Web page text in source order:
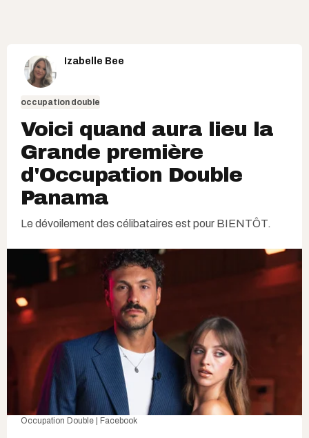
Izabelle Bee
occupation double
Voici quand aura lieu la
Grande première
d'Occupation Double
Panama
Le dévoilement des célibataires est pour BIENTÔT.
Occupation Double | Facebook